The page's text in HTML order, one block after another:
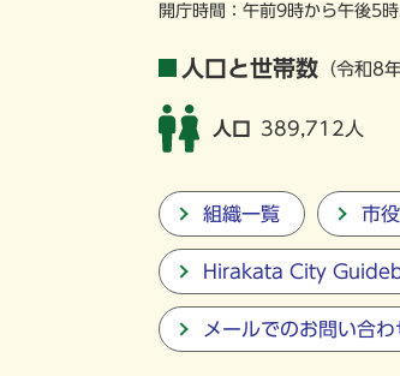
開庁時間：午前9時から午後5
人口と世帯数 （令和8
人口 389,712人
組織一覧 市
Hirakata City
メールでのお問い合わ